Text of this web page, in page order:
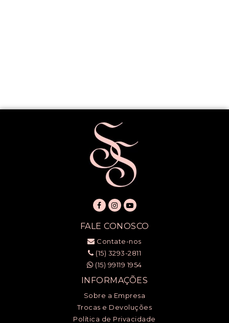
FALE CONOSCO
Contate-nos
(15) 3293-2811
(15) 99119 1954
INFORMAÇÕES
Sobre a Empresa
Trocas e Devoluções
Política de Privacidade